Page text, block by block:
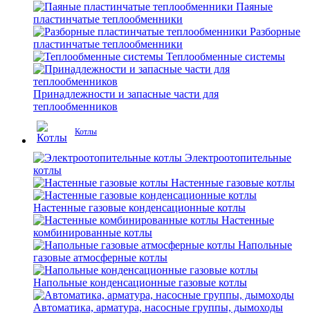
Паяные
пластинчатые теплообменники
Разборные
пластинчатые теплообменники
Теплообменные системы
Принадлежности и запасные части для
теплообменников
Котлы
Электроотопительные
котлы
Настенные газовые котлы
Настенные газовые конденсационные котлы
Настенные
комбинированные котлы
Напольные
газовые атмосферные котлы
Напольные конденсационные газовые котлы
Автоматика, арматура, насосные группы, дымоходы